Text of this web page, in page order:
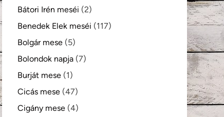
Bátori Irén meséi (2)
Benedek Elek meséi (117)
Bolgár mese (5)
Bolondok napja (7)
Burját mese (1)
Cicás mese (47)
Cigány mese (4)